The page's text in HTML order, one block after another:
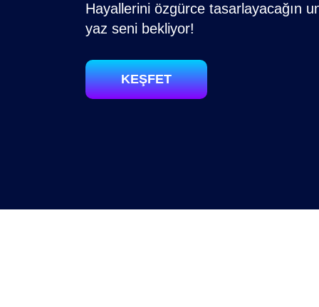
Hayallerini özgürce tasarlayacağın
yaz seni bekliyor!
KEŞFET